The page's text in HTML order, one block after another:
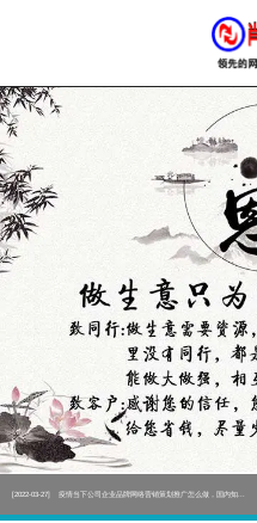
[2022-05-29] 实体门店如何做网络推广吸引客户，实体店网络营销技巧...
[2022-05-04] 污水处理设备厂家产品如何做网络推广（污水处理项目网...
[2022-03-27] 疫情当下公司企业品牌网络营销策划推广怎么做，国内知...